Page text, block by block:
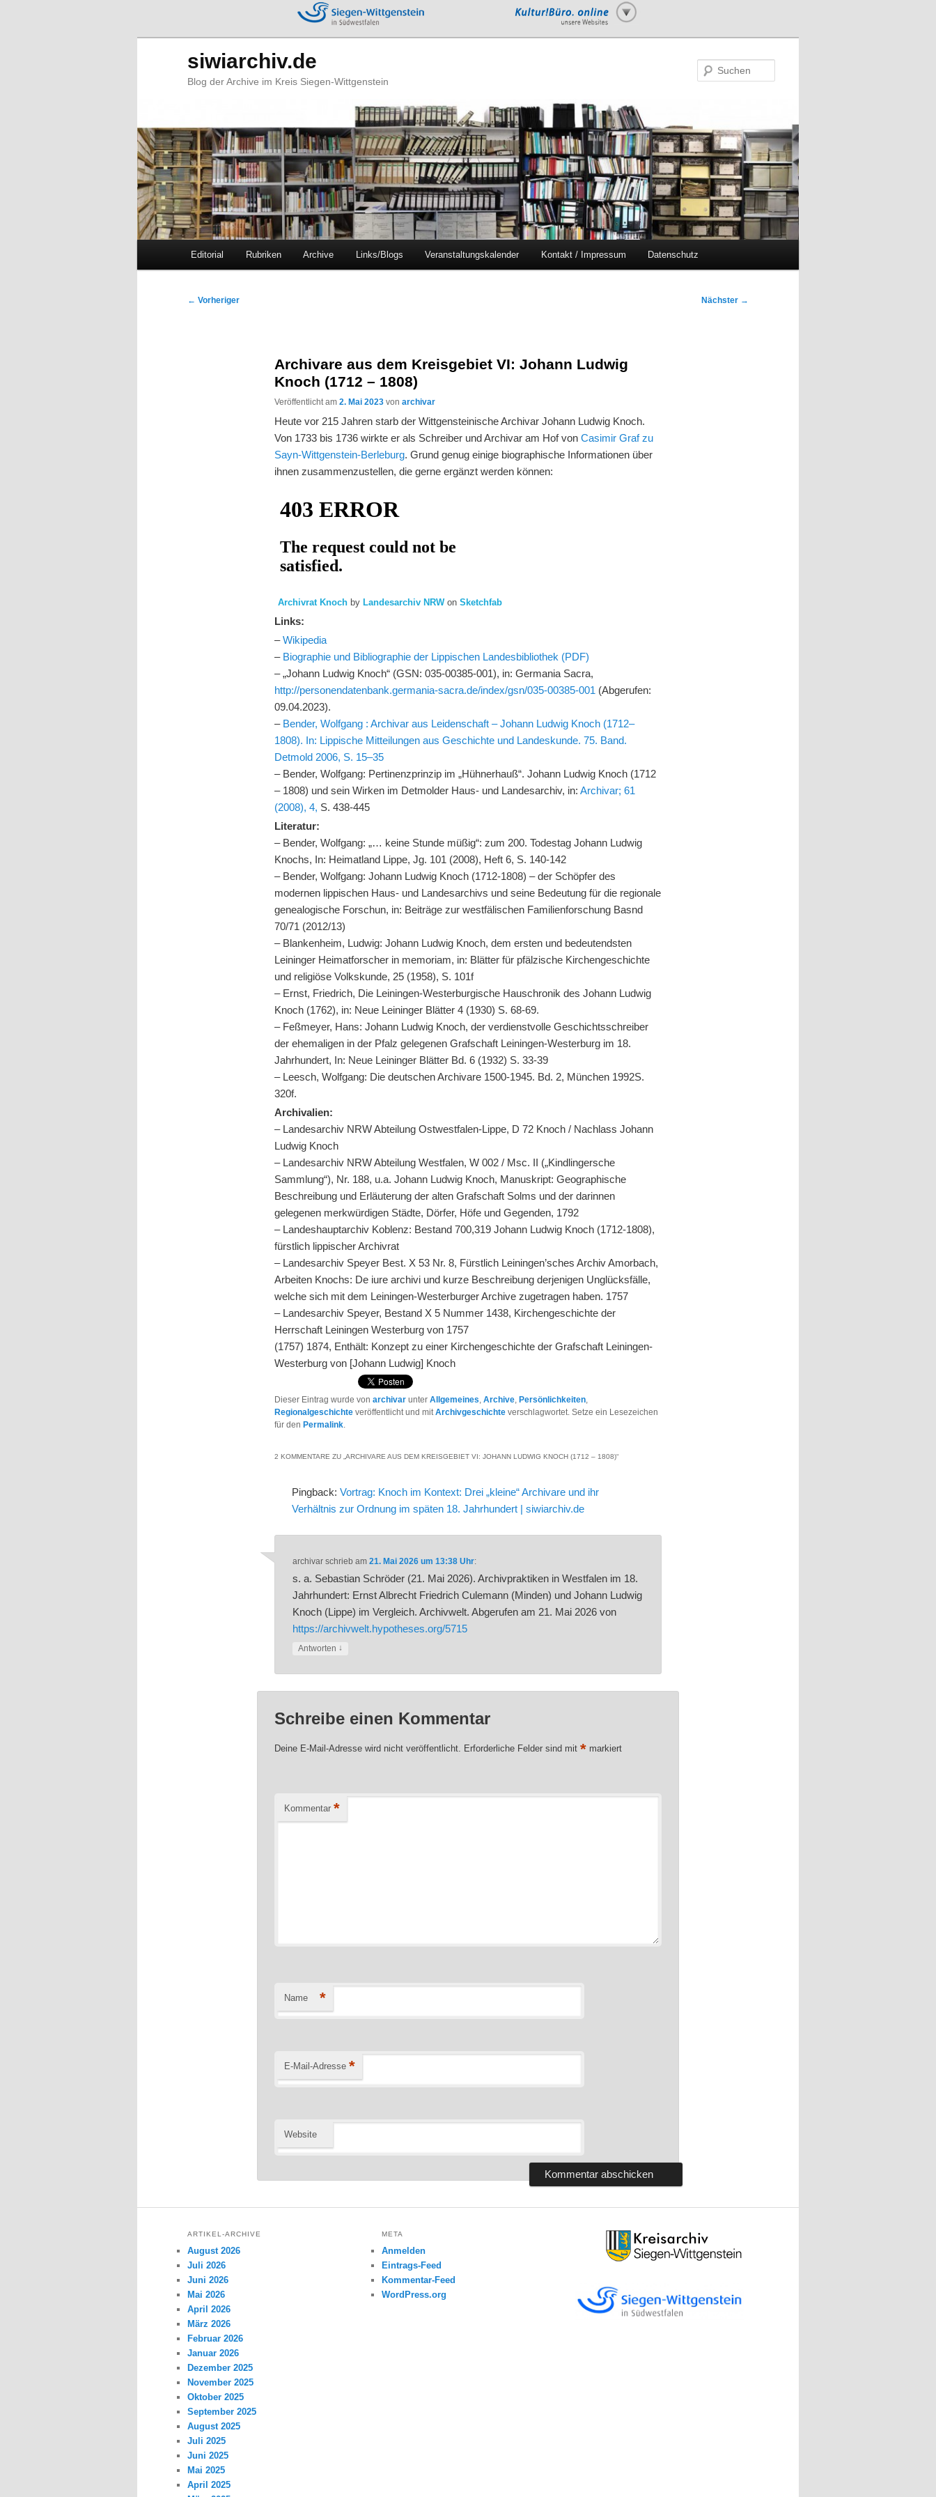
siwiarchiv.de
Blog der Archive im Kreis Siegen-Wittgenstein
Zum
Zum
Editorial Rubriken Archive Links/Blogs Veranstaltungskalender Kontakt / Impressum Datenschutz
Beitragsnavigation
← Vorheriger Nächster →
Archivare aus dem Kreisgebiet VI: Johann Ludwig
Knoch (1712 – 1808)
Veröffentlicht am2. Mai 2023 vonarchivar
Heute vor 215 Jahren starb der Wittgensteinische Archivar Johann Ludwig Knoch.
Von 1733 bis 1736 wirkte er als Schreiber und Archivar am Hof vonCasimir Graf zu
Sayn-Wittgenstein-Berleburg. Grund genug einige biographische Informationen über
ihnen zusammenzustellen, die gerne ergänzt werden können:
Archivrat Knoch by Landesarchiv NRWonSketchfab
Links:
–Wikipedia
– Biographie und Bibliographie der Lippischen Landesbibliothek (PDF)
– „Johann Ludwig Knoch“ (GSN: 035-00385-001), in: Germania Sacra,
http://personendatenbank.germania-sacra.de/index/gsn/035-00385-001 (Abgerufen:
09.04.2023).
– Bender, Wolfgang : Archivar aus Leidenschaft – Johann Ludwig Knoch (1712–
1808). In: Lippische Mitteilungen aus Geschichte und Landeskunde. 75. Band.
Detmold 2006, S. 15–35
– Bender, Wolfgang: Pertinenzprinzip im „Hühnerhauß“. Johann Ludwig Knoch (1712
– 1808) und sein Wirken im Detmolder Haus- und Landesarchiv, in:Archivar; 61
(2008), 4, S. 438-445
Literatur:
– Bender, Wolfgang: „… keine Stunde müßig“: zum 200. Todestag Johann Ludwig
Knochs, In: Heimatland Lippe, Jg. 101 (2008), Heft 6, S. 140-142
– Bender, Wolfgang: Johann Ludwig Knoch (1712-1808) – der Schöpfer des
modernen lippischen Haus- und Landesarchivs und seine Bedeutung für die regionale
genealogische Forschun, in: Beiträge zur westfälischen Familienforschung Basnd
70/71 (2012/13)
– Blankenheim, Ludwig: Johann Ludwig Knoch, dem ersten und bedeutendsten
Leininger Heimatforscher in memoriam, in: Blätter für pfälzische Kirchengeschichte
und religiöse Volkskunde, 25 (1958), S. 101f
– Ernst, Friedrich, Die Leiningen-Westerburgische Hauschronik des Johann Ludwig
Knoch (1762), in: Neue Leininger Blätter 4 (1930) S. 68-69.
– Feßmeyer, Hans: Johann Ludwig Knoch, der verdienstvolle Geschichtsschreiber
der ehemaligen in der Pfalz gelegenen Grafschaft Leiningen-Westerburg im 18.
Jahrhundert, In: Neue Leininger Blätter Bd. 6 (1932) S. 33-39
– Leesch, Wolfgang: Die deutschen Archivare 1500-1945. Bd. 2, München 1992S.
320f.
Archivalien:
– Landesarchiv NRW Abteilung Ostwestfalen-Lippe, D 72 Knoch / Nachlass Johann
Ludwig Knoch
– Landesarchiv NRW Abteilung Westfalen, W 002 / Msc. II („Kindlingersche
Sammlung“), Nr. 188, u.a. Johann Ludwig Knoch, Manuskript: Geographische
Beschreibung und Erläuterung der alten Grafschaft Solms und der darinnen
gelegenen merkwürdigen Städte, Dörfer, Höfe und Gegenden, 1792
– Landeshauptarchiv Koblenz: Bestand 700,319 Johann Ludwig Knoch (1712-1808),
fürstlich lippischer Archivrat
– Landesarchiv Speyer Best. X 53 Nr. 8, Fürstlich Leiningen’sches Archiv Amorbach,
Arbeiten Knochs: De iure archivi und kurze Beschreibung derjenigen Unglücksfälle,
welche sich mit dem Leiningen-Westerburger Archive zugetragen haben. 1757
– Landesarchiv Speyer, Bestand X 5 Nummer 1438, Kirchengeschichte der
Herrschaft Leiningen Westerburg von 1757
(1757) 1874, Enthält: Konzept zu einer Kirchengeschichte der Grafschaft Leiningen-
Westerburg von [Johann Ludwig] Knoch
Dieser Eintrag wurde vonarchivar unterAllgemeines,Archive, Persönlichkeiten,
Regionalgeschichte veröffentlicht und mitArchivgeschichte verschlagwortet. Setze ein Lesezeichen
für den Permalink.
2 KOMMENTARE ZU „ARCHIVARE AUS DEM KREISGEBIET VI: JOHANN LUDWIG KNOCH (1712 – 1808)“
Pingback: Vortrag: Knoch im Kontext: Drei „kleine“ Archivare und ihr
Verhältnis zur Ordnung im späten 18. Jahrhundert | siwiarchiv.de
archivar schrieb am 21. Mai 2026 um 13:38 Uhr:
s. a. Sebastian Schröder (21. Mai 2026). Archivpraktiken in Westfalen im 18.
Jahrhundert: Ernst Albrecht Friedrich Culemann (Minden) und Johann Ludwig
Knoch (Lippe) im Vergleich. Archivwelt. Abgerufen am 21. Mai 2026 von
https://archivwelt.hypotheses.org/5715
Antworten ↓
Schreibe einen Kommentar
Deine E-Mail-Adresse wird nicht veröffentlicht. Erforderliche Felder sind mit* markiert
Kommentar *
Name *
E-Mail-Adresse *
Website
ARTIKEL-ARCHIVE
August 2026
Juli 2026
Juni 2026
Mai 2026
April 2026
März 2026
Februar 2026
Januar 2026
Dezember 2025
November 2025
Oktober 2025
September 2025
August 2025
Juli 2025
Juni 2025
Mai 2025
April 2025
META
Anmelden
Eintrags-Feed
Kommentar-Feed
WordPress.org